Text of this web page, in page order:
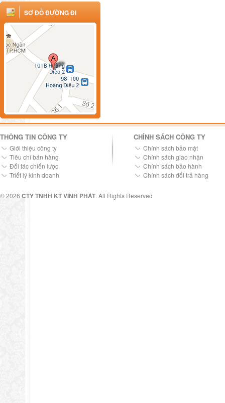
SƠ ĐỒ ĐƯỜNG ĐI
THÔNG TIN CÔNG TY
Giới thiệu công ty
Tiêu chí bán hàng
Đối tác chiến lược
Triết lý kinh doanh
CHÍNH SÁCH CÔNG TY
Chính sách bảo mật
Chính sách giao nhận
Chính sách bảo hành
Chính sách đổi trả hàng
© 2026 CTY TNHH KT VINH PHÁT. All Rights Reserved